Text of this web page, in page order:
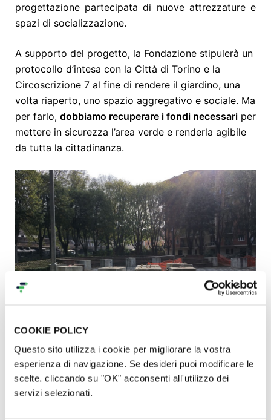
COOKIE POLICY
Questo sito utilizza i cookie per migliorare la vostra
esperienza di navigazione. Se desideri puoi modificare le
scelte, cliccando su "OK" acconsenti all'utilizzo dei
servizi selezionati.
progettazione partecipata di nuove attrezzature e
spazi di socializzazione.
A supporto del progetto, la Fondazione stipulerà un
protocollo d’intesa con la Città di Torino e la
Circoscrizione 7 al fine di rendere il giardino, una
volta riaperto, uno spazio aggregativo e sociale. Ma
per farlo, dobbiamo recuperare i fondi necessari per
mettere in sicurezza l’area verde e renderla agibile
da tutta la cittadinanza.
Cosa faremo grazie al tuo